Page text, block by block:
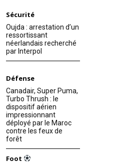
Sécurité
Oujda : arrestation d’un
ressortissant
néerlandais recherché
par Interpol
Défense
Canadair, Super Puma,
Turbo Thrush : le
dispositif aérien
impressionnant
déployé par le Maroc
contre les feux de
forêt
Foot